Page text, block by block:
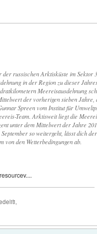
russischen Arktisküste im Sektor
in der Region zu dieser
Meereisausdehnung
der vorherigen sieben Jahre,
Spreen vom Institut für
Team. Arktisweit liegt die
unter dem Mittelwert der Jahre
so weitergeht, lässt dich
den Wetterbedingungen ab.